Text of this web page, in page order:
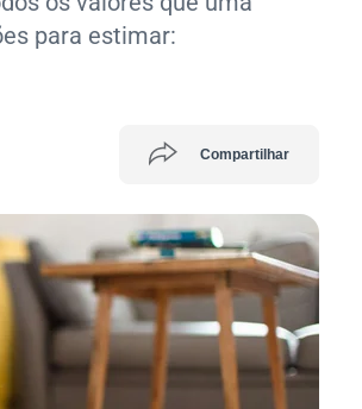
para estimar:
Compartilhar